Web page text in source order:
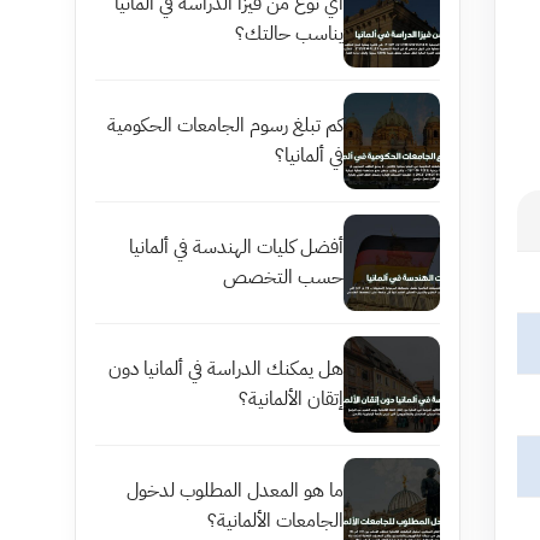
يناسب حالتك؟
كم تبلغ رسوم الجامعات الحكومية
في ألمانيا؟
أفضل كليات الهندسة في ألمانيا
حسب التخصص
هل يمكنك الدراسة في ألمانيا دون
إتقان الألمانية؟
ما هو المعدل المطلوب لدخول
الجامعات الألمانية؟